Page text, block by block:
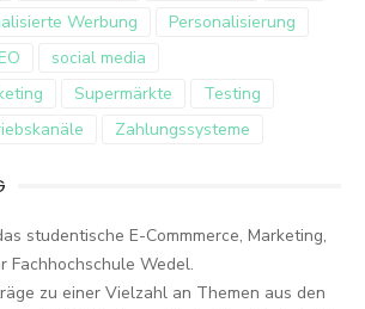
Werbung
Personalisierung
social media
Supermärkte
Testing
Zahlungssysteme
studentische E-Commmerce, Marketing,
Fachhochschule Wedel.
zu einer Vielzahl an Themen aus den